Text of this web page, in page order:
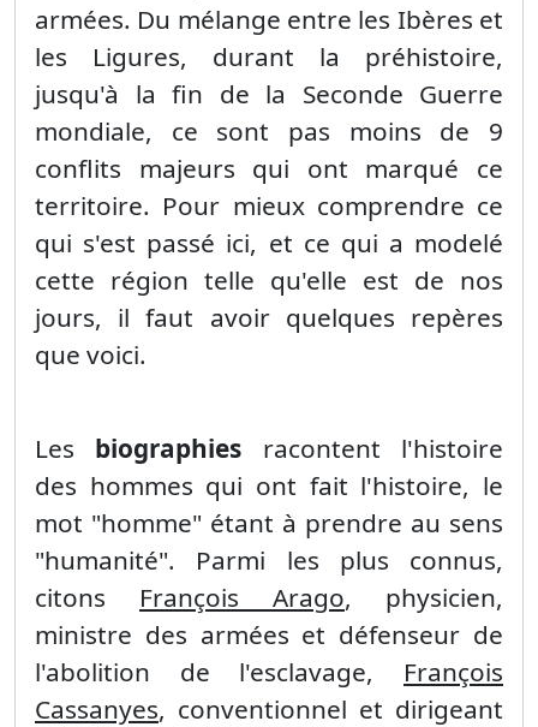
armées. Du mélange entre les Ibères et
les Ligures, durant la préhistoire,
jusqu'à la fin de la Seconde Guerre
mondiale, ce sont pas moins de 9
conflits majeurs qui ont marqué ce
territoire. Pour mieux comprendre ce
qui s'est passé ici, et ce qui a modelé
cette région telle qu'elle est de nos
jours, il faut avoir quelques repères
que voici.
Les biographies racontent l'histoire
des hommes qui ont fait l'histoire, le
mot "homme" étant à prendre au sens
"humanité". Parmi les plus connus,
citons François Arago, physicien,
ministre des armées et défenseur de
l'abolition de l'esclavage, François
Cassanyes, conventionnel et dirigeant